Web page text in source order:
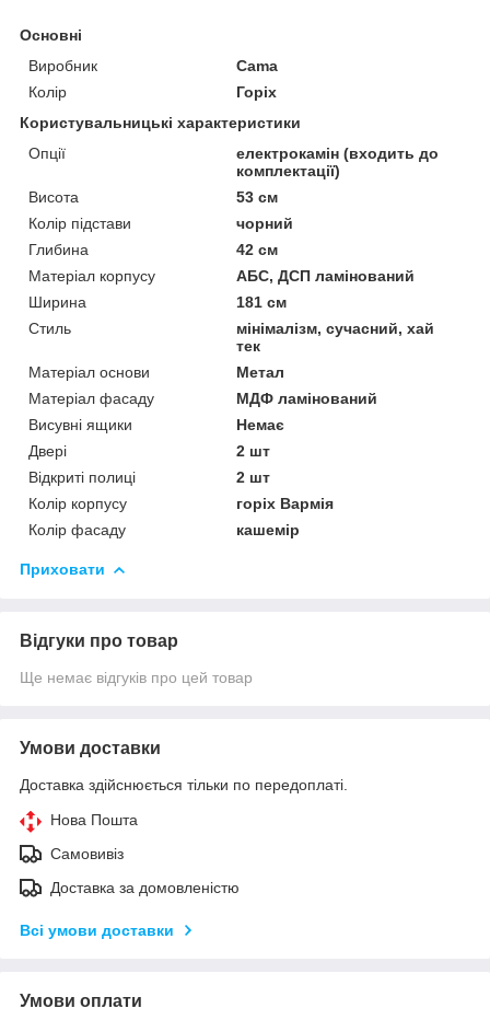
Основні
Виробник
Cama
Колір
Горіх
Користувальницькі характеристики
Опції
електрокамін (входить до
комплектації)
Висота
53 см
Колір підстави
чорний
Глибина
42 см
Матеріал корпусу
АБС, ДСП ламінований
Ширина
181 см
Стиль
мінімалізм, сучасний, хай
тек
Матеріал основи
Метал
Матеріал фасаду
МДФ ламінований
Висувні ящики
Немає
Двері
2 шт
Відкриті полиці
2 шт
Колір корпусу
горіх Вармія
Колір фасаду
кашемір
Приховати
Відгуки про товар
Ще немає відгуків про цей товар
Умови доставки
Доставка здійснюється тільки по передоплаті.
Нова Пошта
Самовивіз
Доставка за домовленістю
Всі умови доставки
Умови оплати